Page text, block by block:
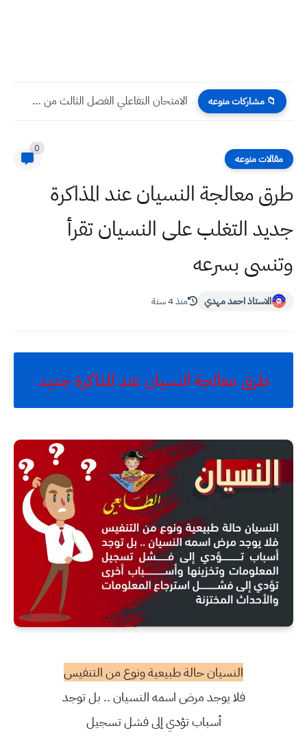
📁 مشاركات منوعه الامتحان التفاعلي الفصل الثالث من ص32 الى ص35 الاحياء للصف...
مقالات منوعه
0
طرق معالجة النسيان عند المذاكرة
جديد التغلب على النسيان تقرأ
وتنسى بسرعه
الاستاذ احمد مهدي منذ 4 سنة
طرق معالجة النسيان عند المذاكرة جديد
النسيان حالة طبيعية ونوع من التنفيس
فلا يوجد مرض اسمه النسيان .. بل توجد
أسباب تؤدي إلى فشل تسجيل